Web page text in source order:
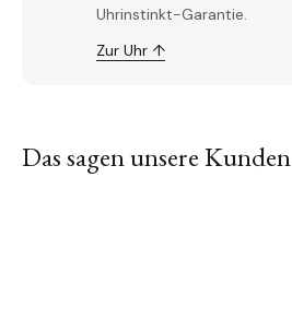
Uhrinstinkt-Garantie.
Zur Uhr ↑
Das sagen unsere Kunden